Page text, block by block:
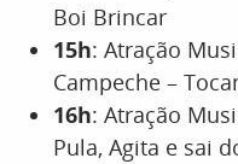
Boi Brincar
15h: Atração
Campeche –
16h: Atração
Pula, Agita e sai